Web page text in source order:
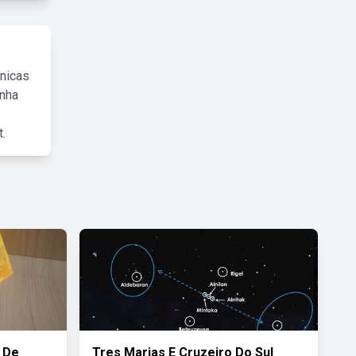
Tres Marias E Cruzeiro Do Sul